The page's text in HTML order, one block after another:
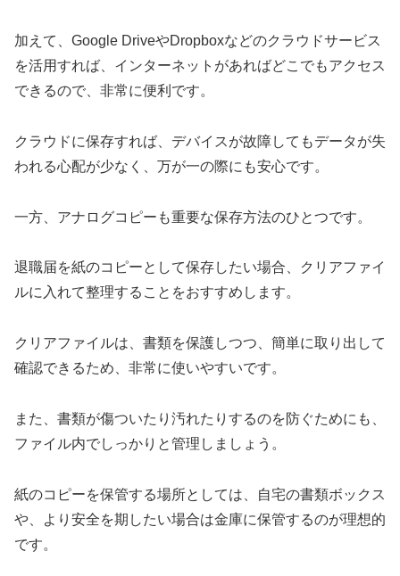
加えて、Google DriveやDropboxなどのクラウドサービス
を活用すれば、インターネットがあればどこでもアクセス
できるので、非常に便利です。
クラウドに保存すれば、デバイスが故障してもデータが失
われる心配が少なく、万が一の際にも安心です。
一方、アナログコピーも重要な保存方法のひとつです。
退職届を紙のコピーとして保存したい場合、クリアファイ
ルに入れて整理することをおすすめします。
クリアファイルは、書類を保護しつつ、簡単に取り出して
確認できるため、非常に使いやすいです。
また、書類が傷ついたり汚れたりするのを防ぐためにも、
ファイル内でしっかりと管理しましょう。
紙のコピーを保管する場所としては、自宅の書類ボックス
や、より安全を期したい場合は金庫に保管するのが理想的
です。